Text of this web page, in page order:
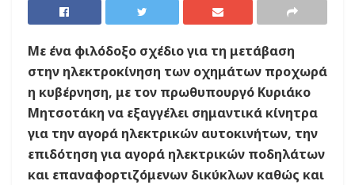
Με ένα φιλόδοξο σχέδιο για τη μετάβαση
στην ηλεκτροκίνηση των οχημάτων προχωρά
η κυβέρνηση, με τον πρωθυπουργό Κυριάκο
Μητσοτάκη να εξαγγέλει σημαντικά κίνητρα
για την αγορά ηλεκτρικών αυτοκινήτων, την
επιδότηση για αγορά ηλεκτρικών ποδηλάτων
και επαναφορτιζόμενων δικύκλων καθώς και